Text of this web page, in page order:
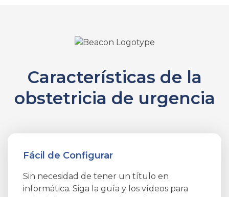
Características de la
obstetricia de urgencia
Fácil de Configurar
Sin necesidad de tener un título en
informática. Siga la guía y los vídeos para